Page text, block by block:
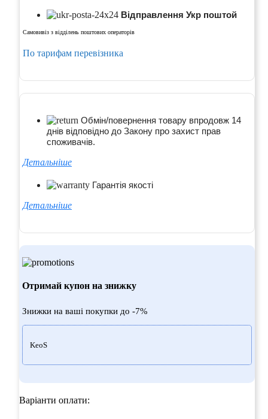
Відправлення Укр поштой
Самовивіз з відділень поштових операторів
По тарифам перевізника
Обмін/повернення товару впродовж 14
днів відповідно до Закону про захист прав
споживачів.
Детальніше
Гарантія якості
Детальніше
Отримай купон на знижку
Знижки на ваші покупки до -7%
KeoS
Варіанти оплати: